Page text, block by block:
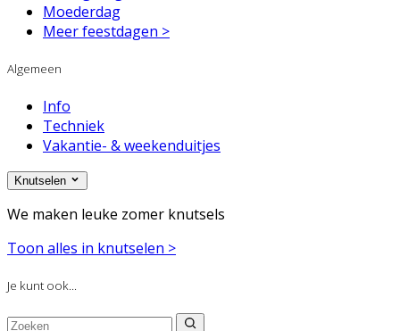
Moederdag
Meer feestdagen >
Algemeen
Info
Techniek
Vakantie- & weekenduitjes
Knutselen
We maken leuke zomer knutsels
Toon alles in knutselen >
Je kunt ook...